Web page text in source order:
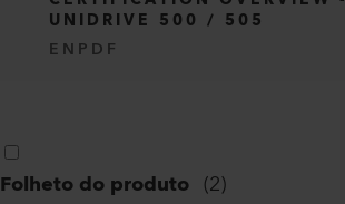
UNIDRIVE 500 / 505
EN PDF
Folheto do produto (2)